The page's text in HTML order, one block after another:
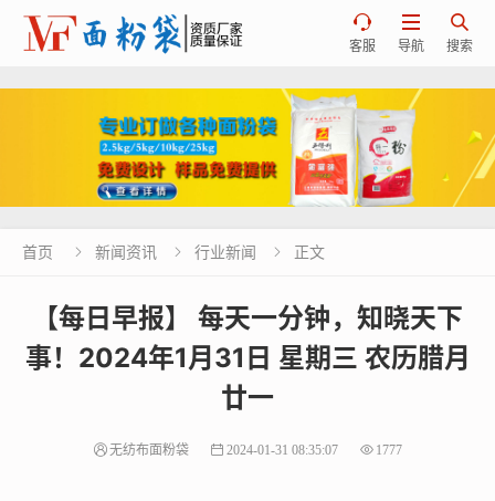

搜索

导航

客服
首页  新闻资讯  行业新闻  正文
【每日早报】 每天一分钟，知晓天下
事！2024年1月31日 星期三 农历腊月
廿一
无纺布面粉袋 2024-01-31 08:35:07 1777